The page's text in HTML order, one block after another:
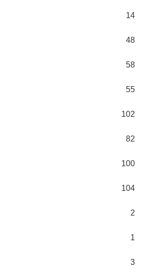
14
48
58
55
102
82
100
104
2
1
3